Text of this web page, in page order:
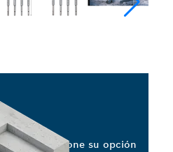
Seleccione su opción